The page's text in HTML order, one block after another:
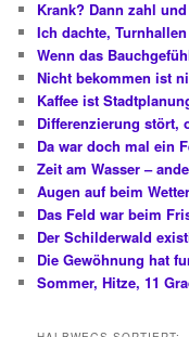
Krank? Dann zahl
Ich dachte,
Wenn das
Nicht bekommen ist
Kaffee ist
Differenzierung stört,
Da war doch mal ein
Zeit am Wasser –
Augen auf beim
Das Feld war beim
Der Schilderwald
Die Gewöhnung hat
Sommer, Hitze, 11